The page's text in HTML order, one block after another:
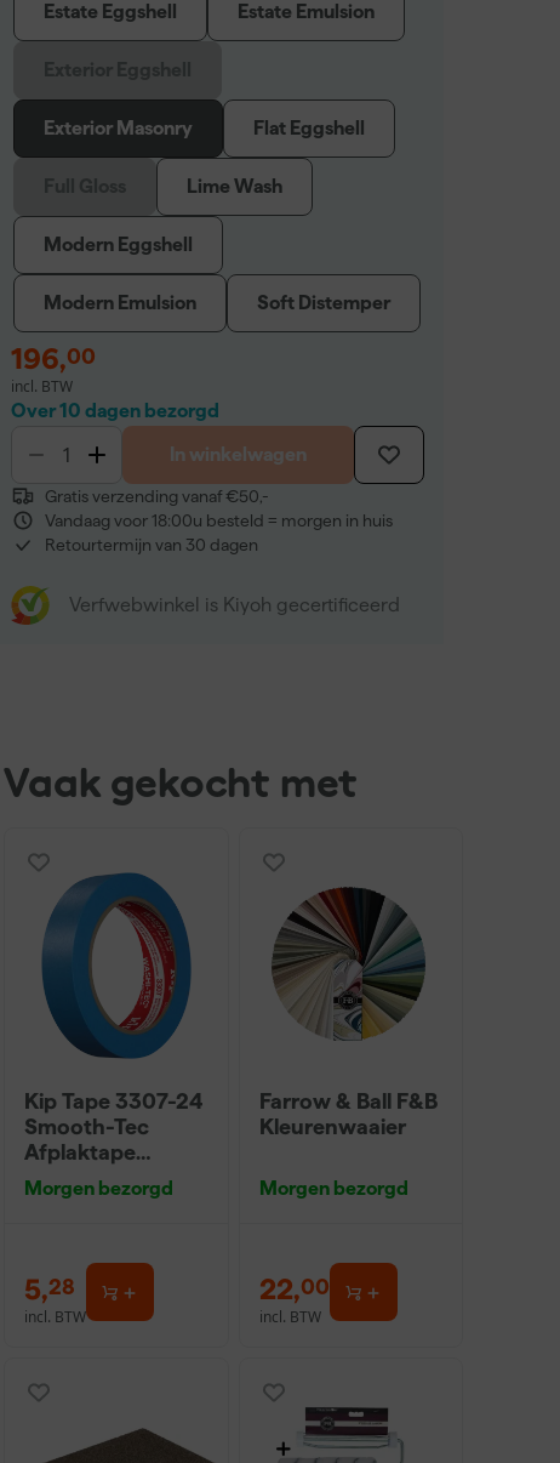
Estate Eggshell Estate Emulsion
Exterior Masonry Flat Eggshell
Lime Wash
Modern Eggshell
Modern Emulsion Soft Distemper
196,00
incl. BTW
Over 10 dagen bezorgd
In winkelwagen
Gratis verzending vanaf €50,-
Vandaag voor 18:00u besteld = morgen in huis
Retourtermijn van 30 dagen
Verfwebwinkel is Kiyoh gecertificeerd
Vaak gekocht met
Kip Tape 3307-24
Smooth-Tec
Afplaktape
Buitengebruik -
24mm x 50m
Morgen bezorgd
5,28
incl. BTW
Farrow & Ball F&B
Kleurenwaaier
Morgen bezorgd
22,00
incl. BTW